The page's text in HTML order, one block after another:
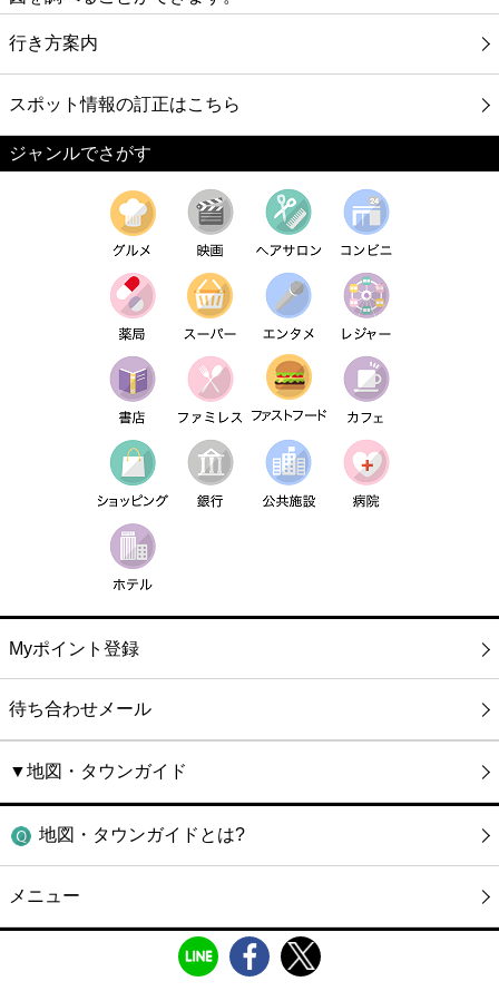
行き方案内
スポット情報の訂正はこちら
ジャンルでさがす
Myポイント登録
待ち合わせメール
▼地図・タウンガイド
地図・タウンガイドとは?
メニュー